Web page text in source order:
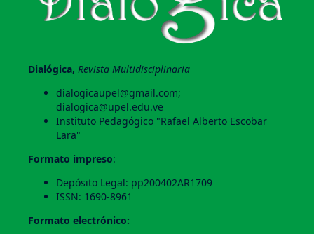
Dialógica, Revista Multidisciplinaria
dialogicaupel@gmail.com;
dialogica@upel.edu.ve
Instituto Pedagógico "Rafael Alberto Escobar
Lara"
Formato impreso:
Depósito Legal: pp200402AR1709
ISSN: 1690-8961
Formato electrónico: